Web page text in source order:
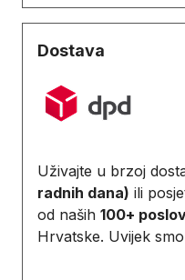
Dostava
Uživajte u brzoj
radnih dana) ili
od naših 100+
Hrvatske. Uvijek